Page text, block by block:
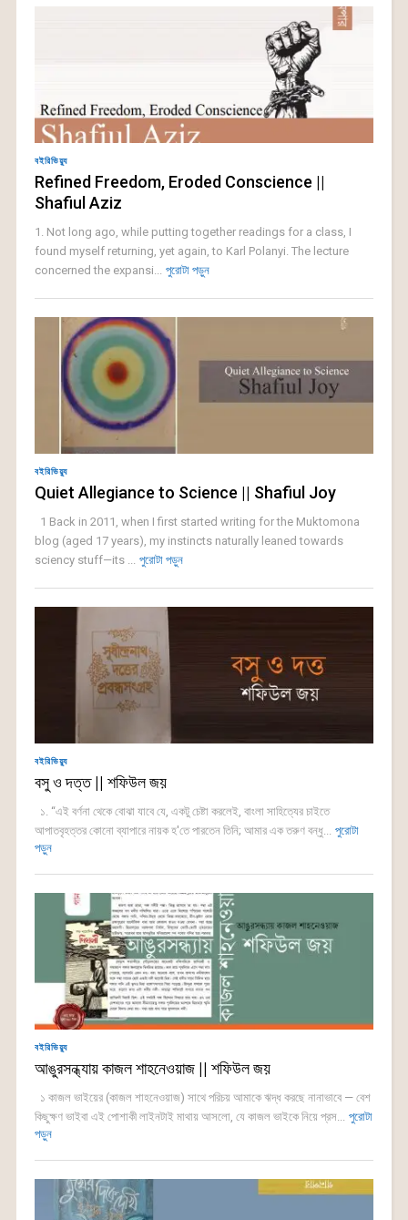
বইরিভিয়্যু
Refined Freedom, Eroded Conscience ||
Shafiul Aziz
1. Not long ago, while putting together readings for a class, I
found myself returning, yet again, to Karl Polanyi. The lecture
concerned the expansi... পুরোটা পড়ুন
বইরিভিয়্যু
Quiet Allegiance to Science || Shafiul Joy
1 Back in 2011, when I first started writing for the Muktomona
blog (aged 17 years), my instincts naturally leaned towards
sciency stuff—its ... পুরোটা পড়ুন
বইরিভিয়্যু
বসু ও দত্ত || শফিউল জয়
১. “এই বর্ণনা থেকে বোঝা যাবে যে, একটু চেষ্টা করলেই, বাংলা সাহিত্যের চাইতে
আপাতবৃহত্তর কোনো ব্যাপারে নায়ক হ'তে পারতেন তিনি; আমার এক তরুণ বন্ধু... পুরোটা
পড়ুন
বইরিভিয়্যু
আঙুরসন্ধ্যায় কাজল শাহনেওয়াজ || শফিউল জয়
১ কাজল ভাইয়ের (কাজল শাহনেওয়াজ) সাথে পরিচয় আমাকে ঋদ্ধ করছে নানাভাবে — বেশ
কিছুক্ষণ ভাইবা এই পোশাকী লাইনটাই মাথায় আসলো, যে কাজল ভাইকে নিয়ে প্রস... পুরোটা
পড়ুন